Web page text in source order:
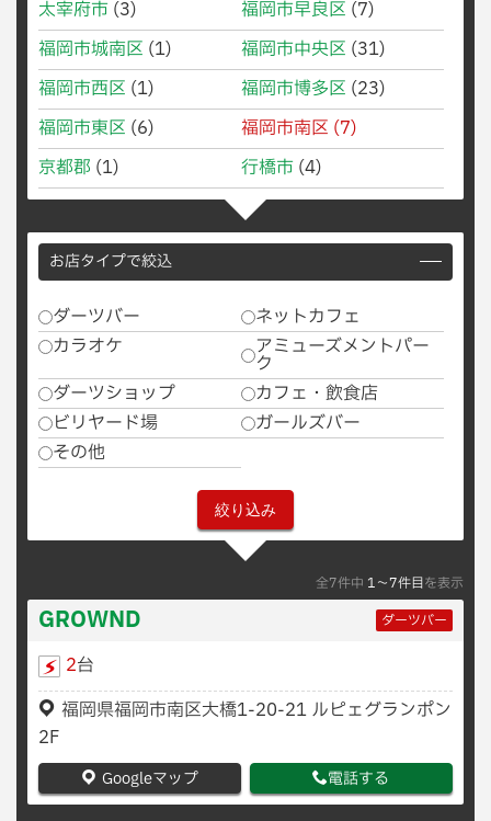
太宰府市 (3) 福岡市早良区 (7)
福岡市城南区 (1) 福岡市中央区 (31)
福岡市西区 (1) 福岡市博多区 (23)
福岡市東区 (6) 福岡市南区 (7)
京都郡 (1) 行橋市 (4)
お店タイプで絞込
ダーツバー
ネットカフェ
カラオケ
アミューズメントパー
ク
ダーツショップ
カフェ・飲食店
ビリヤード場
ガールズバー
その他
全7件中 1〜7件目を表示
GROWND ダーツバー
2台
福岡県福岡市南区大橋1-20-21 ルピェグランポン
2F
Googleマップ 電話する